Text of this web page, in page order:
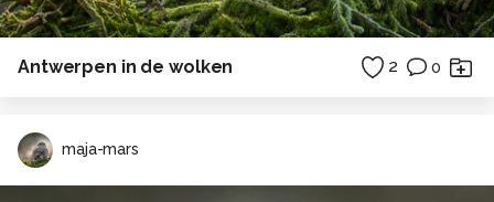
Antwerpen in de wolken 2 0
maja-mars